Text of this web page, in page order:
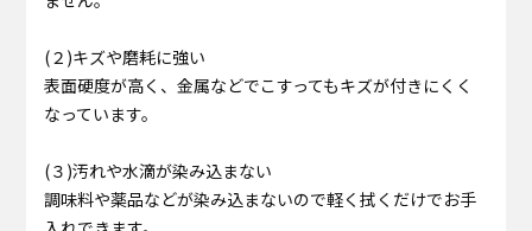
(２)キズや磨耗に強い
表面硬度が高く、金属などでこすってもキズが付きにくく
なっています。
(３)汚れや水滴が染み込まない
調味料や薬品などが染み込まないので軽く拭くだけでお手